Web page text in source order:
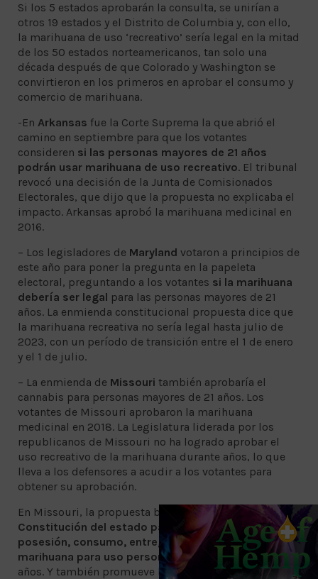
Si los 5 estados aprobarán la consulta, se unirían a
otros 19 estados y el Distrito de Columbia y, con ello,
la marihuana de uso ‘recreativo’ sería legal en la mitad
de los 50 estados norteamericanos, tan solo una
década después de que Colorado y Washington se
convirtieron en los primeros en aprobar el consumo y
comercio de marihuana.
-En Arkansas fue la Corte Suprema la que abrió el
camino en septiembre para que los votantes
consideren si las personas mayores de 21 años
podrán usar marihuana de uso recreativo. El tribunal
revocó una decisión de la Junta de Comisionados
Electorales, que dijo que la propuesta no explicaba el
impacto. Arkansas aprobó la marihuana medicinal en
2016.
– Los legisladores de Maryland votaron a principios de
este año para poner la pregunta en la papeleta
electoral, preguntando a los votantes si la marihuana
debería ser legal para las personas mayores de 21
años. La enmienda constitucional propuesta dice que
la marihuana recreativa no sería legal hasta julio de
2023, con un período de transición entre el 1 de enero
y el 1 de julio.
– La enmienda de Missouri también aprobaría el
cannabis para personas mayores de 21 años. Los
votantes de Missouri aprobaron la marihuana
medicinal en 2018. La Legislatura liderada por los
republicanos de Missouri no ha logrado aprobar el
uso recreativo de la marihuana durante años, lo que
lleva a los defensores a acudir a los votantes para
obtener su aprobación.
En Missouri, la propuesta buscacambiar la
Constitución del estado para legalizar la compra,
posesión, consumo, entrega, producción y venta de
marihuana para uso personal de los mayores de 21
años. Y también promueve laliberación de personas